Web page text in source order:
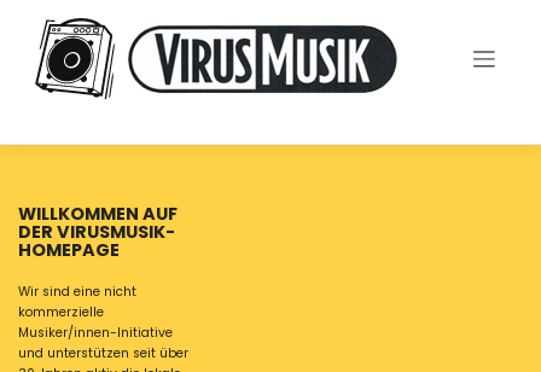
content
WILLKOMMEN AUF
DER VIRUSMUSIK-
HOMEPAGE
Wir sind eine nicht
kommerzielle
Musiker/innen-Initiative
und unterstützen seit über